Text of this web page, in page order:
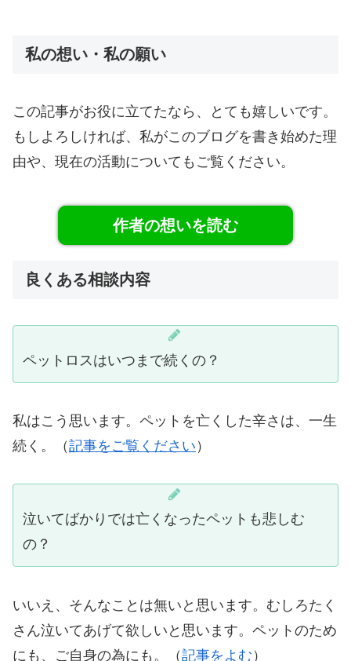
私の想い・私の願い
この記事がお役に立てたなら、とても嬉しいです。
もしよろしければ、私がこのブログを書き始めた理
由や、現在の活動についてもご覧ください。
作者の想いを読む
良くある相談内容
ペットロスはいつまで続くの？
私はこう思います。ペットを亡くした辛さは、一生
続く。（記事をご覧ください ）
泣いてばかりでは亡くなったペットも悲しむ
の？
いいえ、そんなことは無いと思います。むしろたく
さん泣いてあげて欲しいと思います。ペットのため
にも、ご自身の為にも。（記事をよむ ）